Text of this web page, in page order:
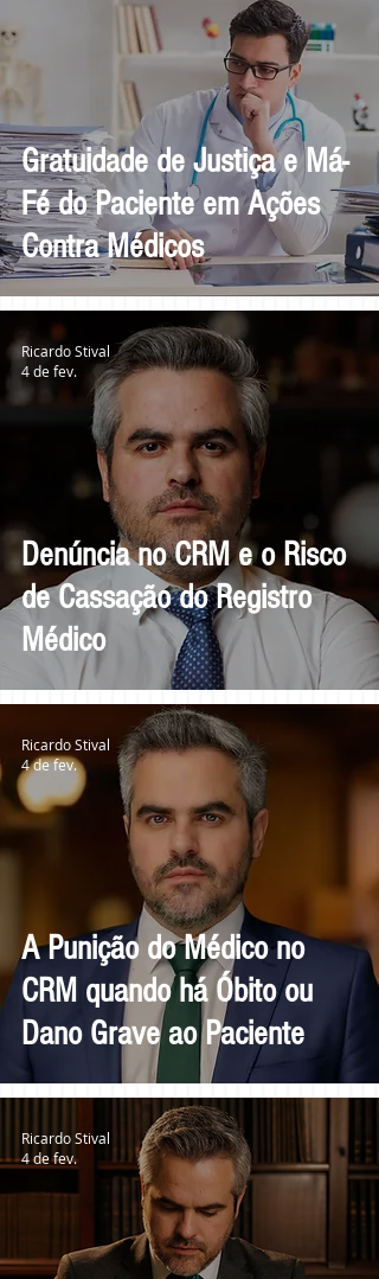
Gratuidade de Justiça e Má-
Fé do Paciente em Ações
Contra Médicos
Denúncia no CRM e o Risco
de Cassação do Registro
Médico
Ricardo Stival
4 de fev.
A Punição do Médico no
CRM quando há Óbito ou
Dano Grave ao Paciente
Ricardo Stival
4 de fev.
Ricardo Stival
4 de fev.